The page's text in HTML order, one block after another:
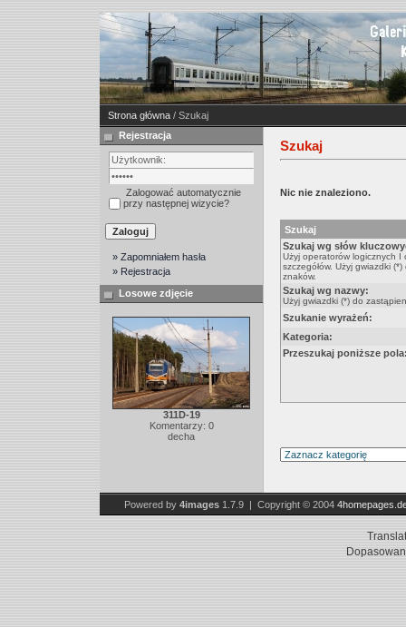
Strona główna / Szukaj
Rejestracja
Zalogować automatycznie
przy następnej wizycie?
» Zapomniałem hasła
» Rejestracja
Losowe zdjęcie
311D-19
Komentarzy: 0
decha
Szukaj
Nic nie znaleziono.
Szukaj
Szukaj wg słów
Użyj operatorów logicznych I
szczegółów. Użyj gwiazdki
znaków.
Szukaj wg nazwy:
Użyj gwiazdki (*) do
Szukanie wyrażeń:
Kategoria:
Przeszukaj poniższe
Powered by 4images 1.7.9 | Copyright © 2004